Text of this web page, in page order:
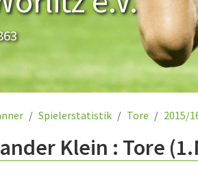
Spielerstatistik Tore 2015/
Klein : Tore